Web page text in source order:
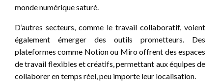
monde numérique saturé.
D’autres secteurs, comme le travail collaboratif, voient
également émerger des outils prometteurs. Des
plateformes comme Notion ou Miro offrent des espaces
de travail flexibles et créatifs, permettant aux équipes de
collaborer en temps réel, peu importe leur localisation.